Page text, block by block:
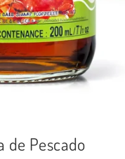
de Pescado